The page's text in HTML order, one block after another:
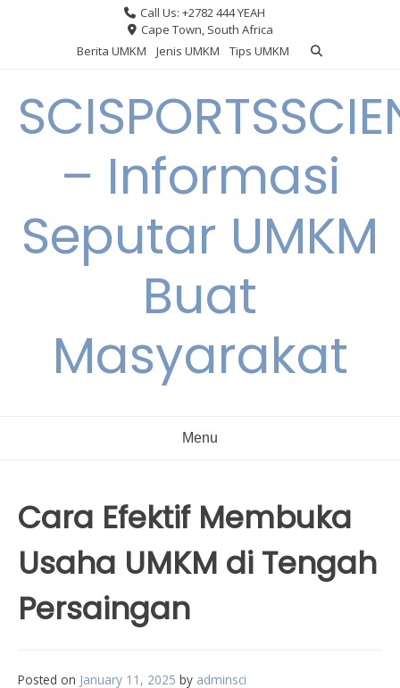
Call Us: +2782 444 YEAH
Cape Town, South Africa
Berita UMKM
Jenis UMKM Tips UMKM
– Informasi
Seputar UMKM
Buat
Masyarakat
Menu
Cara Efektif Membuka
Usaha UMKM di Tengah
Persaingan
Posted on January 11, 2025 by adminsci